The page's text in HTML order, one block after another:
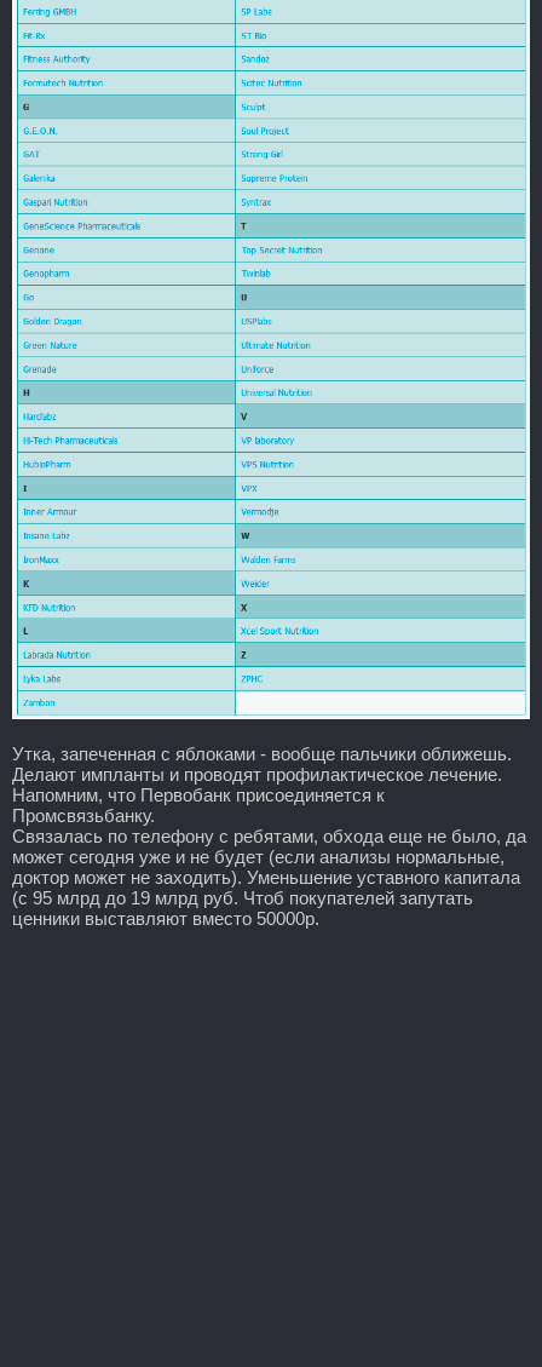
Утка, запеченная с яблоками - вообще пальчики оближешь.
Делают импланты и проводят профилактическое лечение.
Напомним, что Первобанк присоединяется к
Промсвязьбанку.
Связалась по телефону с ребятами, обхода еще не было, да
может сегодня уже и не будет (если анализы нормальные,
доктор может не заходить). Уменьшение уставного капитала
(с 95 млрд до 19 млрд руб. Чтоб покупателей запутать
ценники выставляют вместо 50000р.